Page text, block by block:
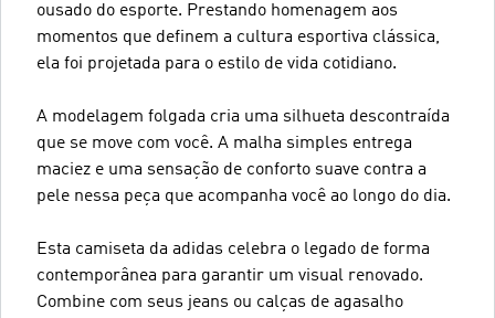
ousado do esporte. Prestando homenagem aos
momentos que definem a cultura esportiva clássica,
ela foi projetada para o estilo de vida cotidiano.
A modelagem folgada cria uma silhueta descontraída
que se move com você. A malha simples entrega
maciez e uma sensação de conforto suave contra a
pele nessa peça que acompanha você ao longo do dia.
Esta camiseta da adidas celebra o legado de forma
contemporânea para garantir um visual renovado.
Combine com seus jeans ou calças de agasalho